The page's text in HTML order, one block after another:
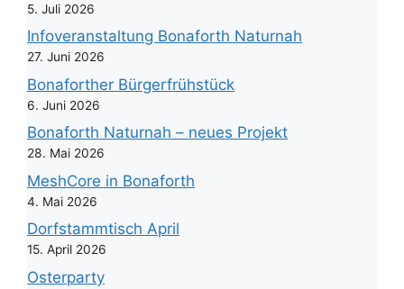
5. Juli 2026
Infoveranstaltung Bonaforth Naturnah
27. Juni 2026
Bonaforther Bürgerfrühstück
6. Juni 2026
Bonaforth Naturnah – neues Projekt
28. Mai 2026
MeshCore in Bonaforth
4. Mai 2026
Dorfstammtisch April
15. April 2026
Osterparty